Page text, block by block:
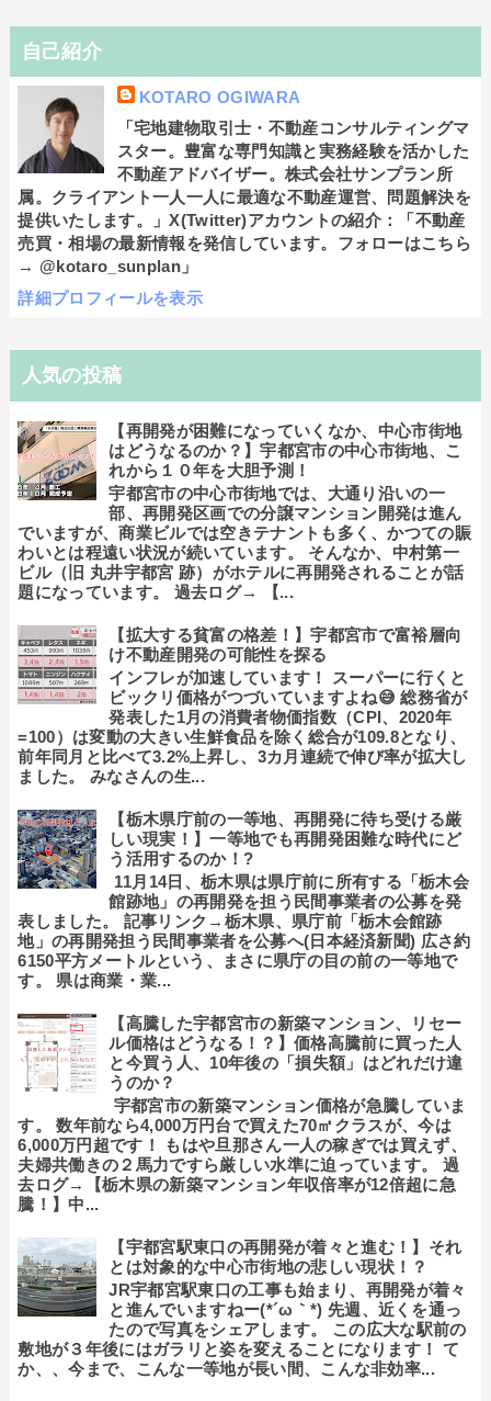
自己紹介
KOTARO OGIWARA
「宅地建物取引士・不動産コンサルティングマ
スター。豊富な専門知識と実務経験を活かした
不動産アドバイザー。株式会社サンプラン所
属。クライアント一人一人に最適な不動産運営、問題解決を
提供いたします。」X(Twitter)アカウントの紹介：「不動産
売買・相場の最新情報を発信しています。フォローはこちら
→ @kotaro_sunplan」
詳細プロフィールを表示
人気の投稿
【再開発が困難になっていくなか、中心市街地
はどうなるのか？】宇都宮市の中心市街地、こ
れから１０年を大胆予測！
宇都宮市の中心市街地では、大通り沿いの一
部、再開発区画での分譲マンション開発は進ん
でいますが、商業ビルでは空きテナントも多く、かつての賑
わいとは程遠い状況が続いています。 そんなか、中村第一
ビル（旧 丸井宇都宮 跡）がホテルに再開発されることが話
題になっています。 過去ログ→ 【...
【拡大する貧富の格差！】宇都宮市で富裕層向
け不動産開発の可能性を探る
インフレが加速しています！ スーパーに行くと
ビックリ価格がつづいていますよね😅 総務省が
発表した1月の消費者物価指数（CPI、2020年
=100）は変動の大きい生鮮食品を除く総合が109.8となり、
前年同月と比べて3.2%上昇し、3カ月連続で伸び率が拡大し
ました。 みなさんの生...
【栃木県庁前の一等地、再開発に待ち受ける厳
しい現実！】一等地でも再開発困難な時代にど
う活用するのか！?
11月14日、栃木県は県庁前に所有する「栃木会
館跡地」の再開発を担う民間事業者の公募を発
表しました。 記事リンク→栃木県、県庁前「栃木会館跡
地」の再開発担う民間事業者を公募へ(日本経済新聞) 広さ約
6150平方メートルという、まさに県庁の目の前の一等地で
す。 県は商業・業...
【高騰した宇都宮市の新築マンション、リセー
ル価格はどうなる！？】価格高騰前に買った人
と今買う人、10年後の「損失額」はどれだけ違
うのか？
宇都宮市の新築マンション価格が急騰していま
す。 数年前なら4,000万円台で買えた70㎡クラスが、今は
6,000万円超です！ もはや旦那さん一人の稼ぎでは買えず、
夫婦共働きの２馬力ですら厳しい水準に迫っています。 過
去ログ→【栃木県の新築マンション年収倍率が12倍超に急
騰！】中...
【宇都宮駅東口の再開発が着々と進む！】それ
とは対象的な中心市街地の悲しい現状！？
JR宇都宮駅東口の工事も始まり、再開発が着々
と進んでいますねー(*´ω｀*) 先週、近くを通っ
たので写真をシェアします。 この広大な駅前の
敷地が３年後にはガラリと姿を変えることになります！ て
か、、今まで、こんな一等地が長い間、こんな非効率...